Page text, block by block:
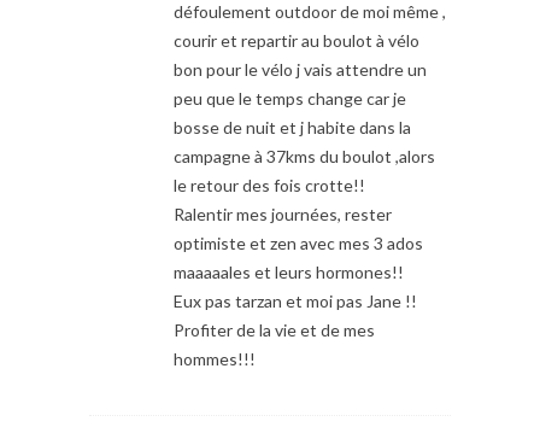
défoulement outdoor de moi même ,
courir et repartir au boulot à vélo
bon pour le vélo j vais attendre un
peu que le temps change car je
bosse de nuit et j habite dans la
campagne à 37kms du boulot ,alors
le retour des fois crotte!!
Ralentir mes journées, rester
optimiste et zen avec mes 3 ados
maaaaales et leurs hormones!!
Eux pas tarzan et moi pas Jane !!
Profiter de la vie et de mes
hommes!!!